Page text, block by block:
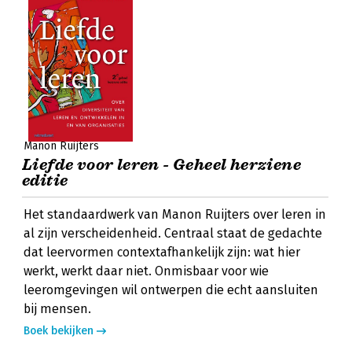
Manon Ruijters
Liefde voor leren - Geheel herziene
editie
Het standaardwerk van Manon Ruijters over leren in
al zijn verscheidenheid. Centraal staat de gedachte
dat leervormen contextafhankelijk zijn: wat hier
werkt, werkt daar niet. Onmisbaar voor wie
leeromgevingen wil ontwerpen die echt aansluiten
bij mensen.
Boek bekijken